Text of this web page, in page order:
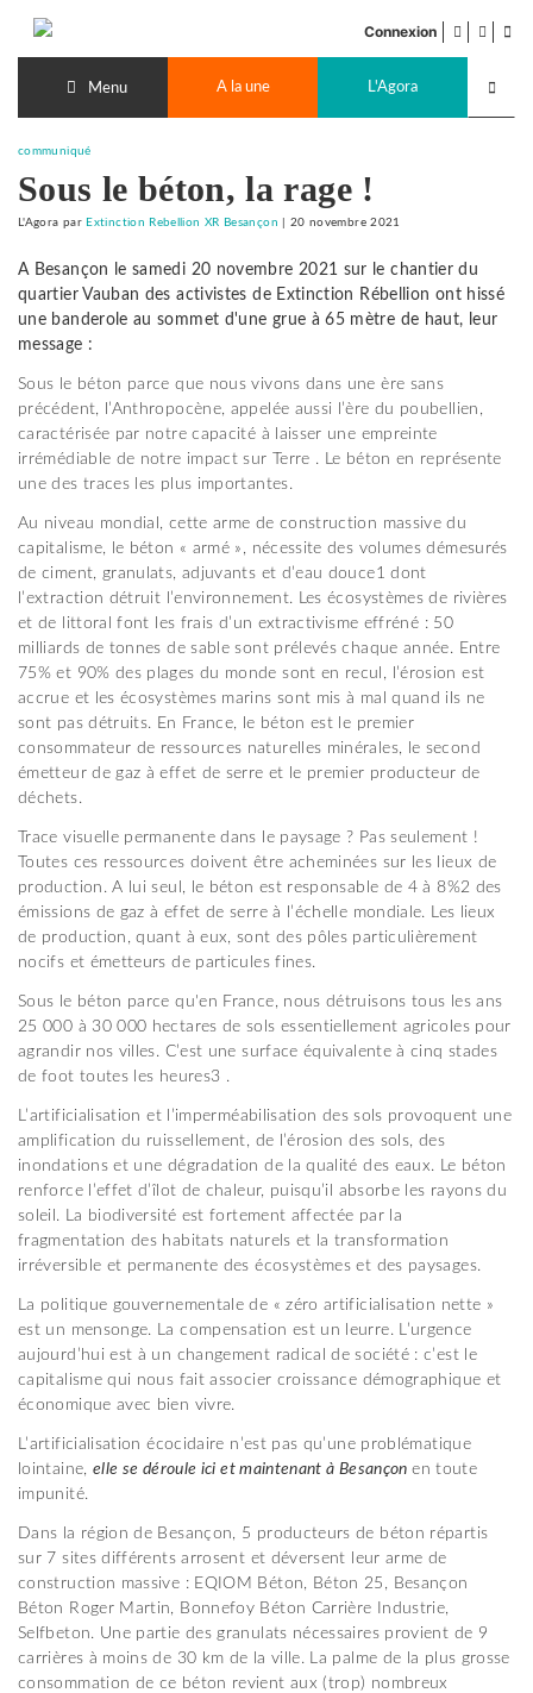
contenu
Connexion facebook
twitter
Menu A la une L'Agora
communiqué
Sous le béton, la rage !
L'Agora par Extinction Rebellion XR Besançon 20 novembre 2021
A Besançon le samedi 20 novembre 2021 sur le chantier du
quartier Vauban des activistes de Extinction Rébellion ont hissé
une banderole au sommet d'une grue à 65 mètre de haut, leur
message :
Sous le béton parce que nous vivons dans une ère sans
précédent, l’Anthropocène, appelée aussi l’ère du poubellien,
caractérisée par notre capacité à laisser une empreinte
irrémédiable de notre impact sur Terre . Le béton en représente
une des traces les plus importantes.
Au niveau mondial, cette arme de construction massive du
capitalisme, le béton « armé », nécessite des volumes démesurés
de ciment, granulats, adjuvants et d’eau douce1 dont
l’extraction détruit l’environnement. Les écosystèmes de rivières
et de littoral font les frais d’un extractivisme effréné : 50
milliards de tonnes de sable sont prélevés chaque année. Entre
75% et 90% des plages du monde sont en recul, l’érosion est
accrue et les écosystèmes marins sont mis à mal quand ils ne
sont pas détruits. En France, le béton est le premier
consommateur de ressources naturelles minérales, le second
émetteur de gaz à effet de serre et le premier producteur de
déchets.
Trace visuelle permanente dans le paysage ? Pas seulement !
Toutes ces ressources doivent être acheminées sur les lieux de
production. A lui seul, le béton est responsable de 4 à 8%2 des
émissions de gaz à effet de serre à l’échelle mondiale. Les lieux
de production, quant à eux, sont des pôles particulièrement
nocifs et émetteurs de particules fines.
Sous le béton parce qu'en France, nous détruisons tous les ans
25 000 à 30 000 hectares de sols essentiellement agricoles pour
agrandir nos villes. C’est une surface équivalente à cinq stades
de foot toutes les heures3 .
L’artificialisation et l’imperméabilisation des sols provoquent une
amplification du ruissellement, de l’érosion des sols, des
inondations et une dégradation de la qualité des eaux. Le béton
renforce l’effet d’îlot de chaleur, puisqu’il absorbe les rayons du
soleil. La biodiversité est fortement affectée par la
fragmentation des habitats naturels et la transformation
irréversible et permanente des écosystèmes et des paysages.
La politique gouvernementale de « zéro artificialisation nette »
est un mensonge. La compensation est un leurre. L’urgence
aujourd’hui est à un changement radical de société : c’est le
capitalisme qui nous fait associer croissance démographique et
économique avec bien vivre.
L’artificialisation écocidaire n’est pas qu’une problématique
lointaine, elle se déroule ici et maintenant à Besançonen toute
impunité.
Dans la région de Besançon, 5 producteurs de béton répartis
sur 7 sites différents arrosent et déversent leur arme de
construction massive : EQIOM Béton, Béton 25, Besançon
Béton Roger Martin, Bonnefoy Béton Carrière Industrie,
Selfbeton. Une partie des granulats nécessaires provient de 9
carrières à moins de 30 km de la ville. La palme de la plus grosse
consommation de ce béton revient aux (trop) nombreux